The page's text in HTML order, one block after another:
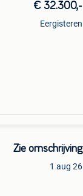
€ 32.300,-
Eergisteren
Zie omschrijving
1 aug 26